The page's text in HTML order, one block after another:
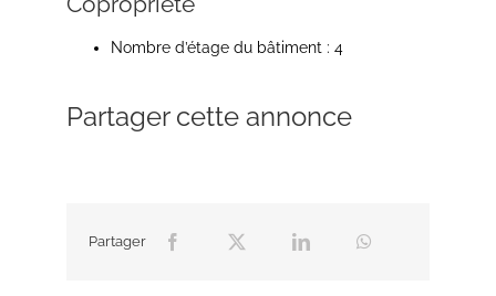
Nombre d’étage du bâtiment : 4
Partager cette annonce
Partager